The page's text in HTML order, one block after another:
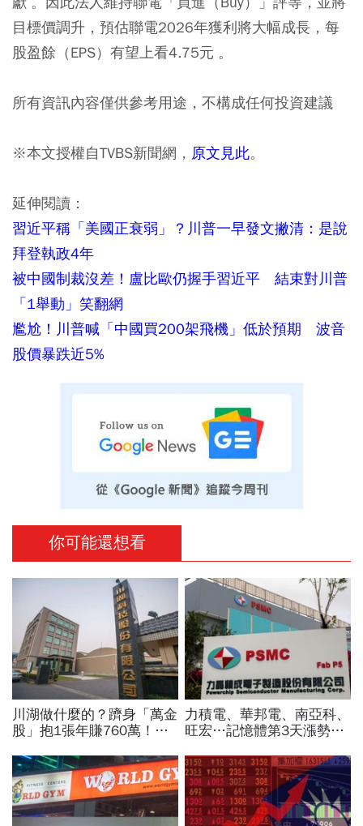
目標價調升，預估聯電2026年獲利將大幅成長，每
股盈餘（EPS）有望上看4.75元 。
所有資訊內容僅供參考用途，不構成任何投資建議
※本文授權自TVBS新聞網， 原文見此。
延伸閱讀：
習近平稱「美國正衰弱」？川普一早發文撇清：是說
拜登執政4年
被中國制裁沒差！盧比歐仍握手習近平 結束對川普
「1舉動」笑翻網
尷尬！川普喊「中國買200架飛機」低於預期 波音
股價暴跌近5%
你可能還想看
川湖做什麼的？躋身「萬金
股」抱1張年賺760萬！傳
根鐵憑什麼賣這麼貴」？
力積電、華邦電、南亞科、
旺宏…記憶體第3天漲勢繼
賣！力積電漲停原因曝光